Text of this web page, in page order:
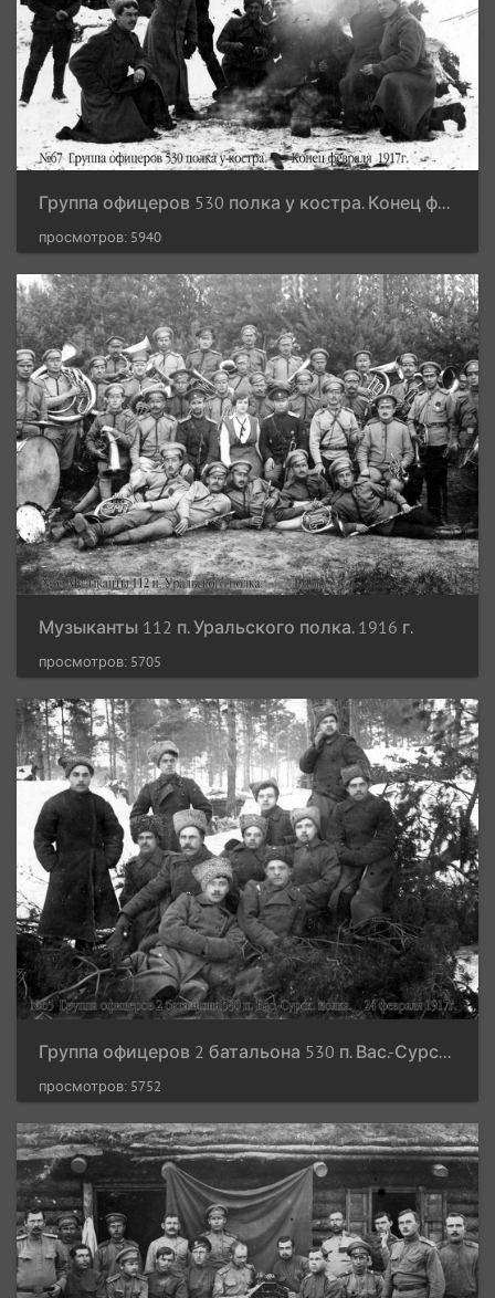
Группа офицеров 530 полка у костра. Конец февраля 1917 г.
просмотров: 5940
Музыканты 112 п. Уральского полка. 1916 г.
просмотров: 5705
Группа офицеров 2 батальона 530 п. Вас.-Сурск. полка. 24 февраля 1917 г.
просмотров: 5752